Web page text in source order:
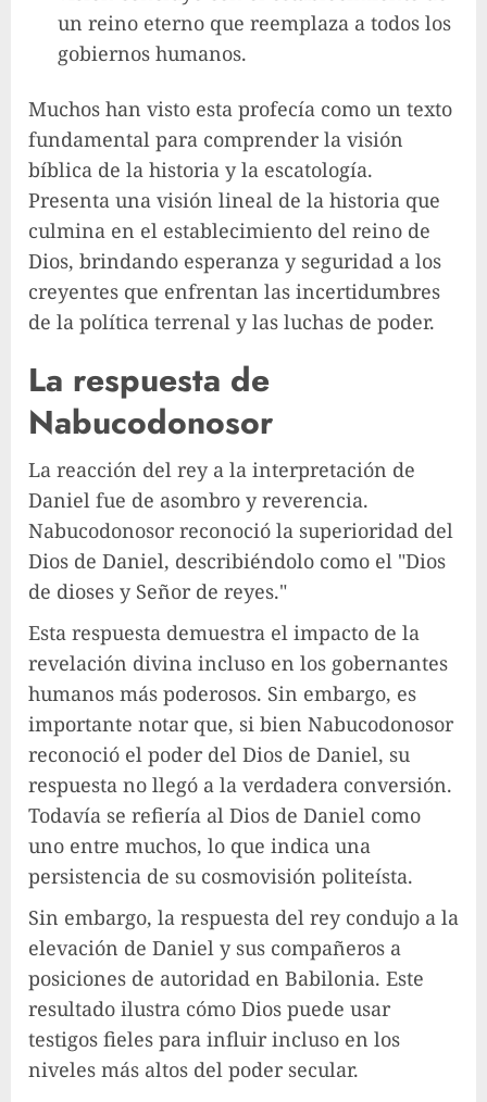
un reino eterno que reemplaza a todos los
gobiernos humanos.
Muchos han visto esta profecía como un texto
fundamental para comprender la visión
bíblica de la historia y la escatología.
Presenta una visión lineal de la historia que
culmina en el establecimiento del reino de
Dios, brindando esperanza y seguridad a los
creyentes que enfrentan las incertidumbres
de la política terrenal y las luchas de poder.
La respuesta de
Nabucodonosor
La reacción del rey a la interpretación de
Daniel fue de asombro y reverencia.
Nabucodonosor reconoció la superioridad del
Dios de Daniel, describiéndolo como el "Dios
de dioses y Señor de reyes."
Esta respuesta demuestra el impacto de la
revelación divina incluso en los gobernantes
humanos más poderosos. Sin embargo, es
importante notar que, si bien Nabucodonosor
reconoció el poder del Dios de Daniel, su
respuesta no llegó a la verdadera conversión.
Todavía se refiería al Dios de Daniel como
uno entre muchos, lo que indica una
persistencia de su cosmovisión politeísta.
Sin embargo, la respuesta del rey condujo a la
elevación de Daniel y sus compañeros a
posiciones de autoridad en Babilonia. Este
resultado ilustra cómo Dios puede usar
testigos fieles para influir incluso en los
niveles más altos del poder secular.